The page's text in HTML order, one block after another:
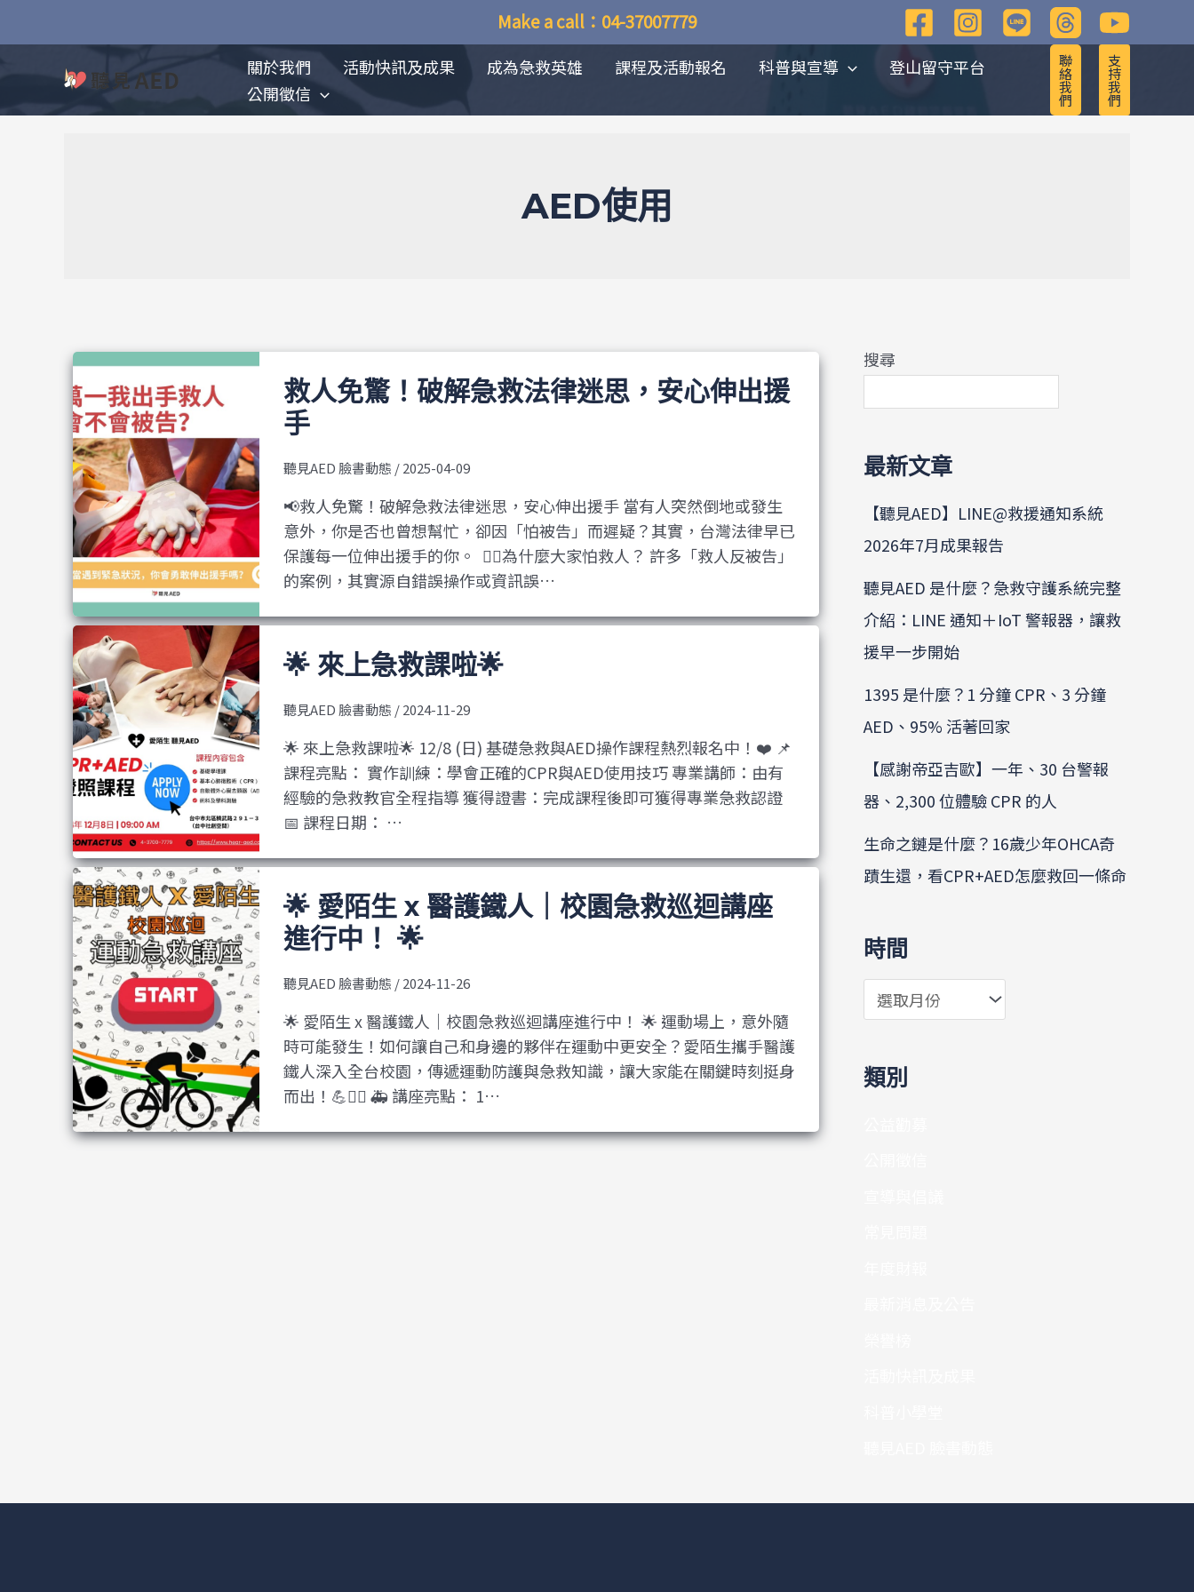
內
Make a call：04-37007779
關於我們 活動快訊及成果 成為急救英雄 課程及活動報名 科普與宣導
登山留守平台
公開徵信
聯
絡
我
們
支
持
我
們
AED使用
救人免驚！破解急救法律迷思，安心伸出援
手
聽見AED 臉書動態 /2025-04-09
📢救人免驚！破解急救法律迷思，安心伸出援手 當有人突然倒地或發生
意外，你是否也曾想幫忙，卻因「怕被告」而遲疑？其實，台灣法律早已
保護每一位伸出援手的你。 ​ 🙋‍♂️為什麼大家怕救人？ 許多「救人反被告」
的案例，其實源自錯誤操作或資訊誤…
🌟 來上急救課啦🌟
聽見AED 臉書動態 /2024-11-29
🌟 來上急救課啦🌟 12/8 (日) 基礎急救與AED操作課程熱烈報名中！❤️ 📌
課程亮點： 實作訓練：學會正確的CPR與AED使用技巧 專業講師：由有
經驗的急救教官全程指導 獲得證書：完成課程後即可獲得專業急救認證
📅 課程日期： …
🌟 愛陌生 x 醫護鐵人｜校園急救巡迴講座
進行中！ 🌟
聽見AED 臉書動態 /2024-11-26
🌟 愛陌生 x 醫護鐵人｜校園急救巡迴講座進行中！ 🌟 運動場上，意外隨
時可能發生！如何讓自己和身邊的夥伴在運動中更安全？愛陌生攜手醫護
鐵人深入全台校園，傳遞運動防護與急救知識，讓大家能在關鍵時刻挺身
而出！💪👩‍⚕️ 🚑 講座亮點： 1…
搜尋
最新文章
【聽見AED】LINE@救援通知系統
2026年7月成果報告
聽見AED 是什麼？急救守護系統完整
介紹：LINE 通知＋IoT 警報器，讓救
援早一步開始
1395 是什麼？1 分鐘 CPR、3 分鐘
AED、95% 活著回家
【感謝帝亞吉歐】一年、30 台警報
器、2,300 位體驗 CPR 的人
生命之鏈是什麼？16歲少年OHCA奇
蹟生還，看CPR+AED怎麼救回一條命
時間
整
類別